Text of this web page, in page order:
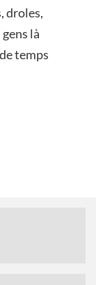
droles,
là
temps